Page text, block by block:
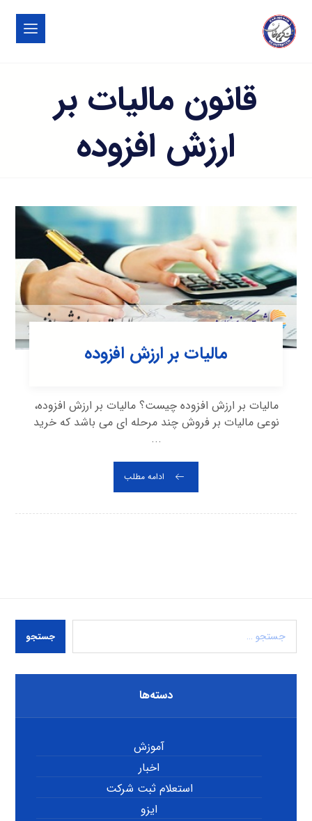
قانون مالیات بر
ارزش افزوده
مالیات بر ارزش افزوده
ماليات بر ارزش افزوده چیست؟ ماليات بر ارزش افزوده،
نوعی ماليات بر فروش چند مرحله ای می باشد كه خريد
...
ادامه مطلب
جستجو
دسته‌ها
آموزش
اخبار
استعلام ثبت شرکت
ایزو